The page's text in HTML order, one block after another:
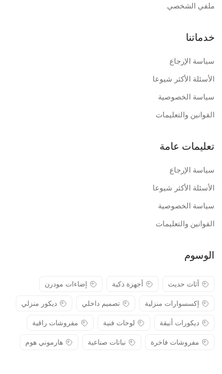
ملفي الشخصي
خدماتنا
سياسة الإرجاع
الأسئلة الأكثر شيوعا
سياسة الخصوصية
القوانين والتعليمات
تعليمات عامة
سياسة الإرجاع
الأسئلة الأكثر شيوعا
سياسة الخصوصية
القوانين والتعليمات
الوسوم
أثاث حديث أجهزة ذكية
إضاءات مودرن
إكسسوارات منزلية
تصميم داخلي
ديكور منزلي
ديكورات أنيقة
لوحات فنية
مفروشات راقية
مفروشات فاخرة
نباتات صناعية هارموني هوم